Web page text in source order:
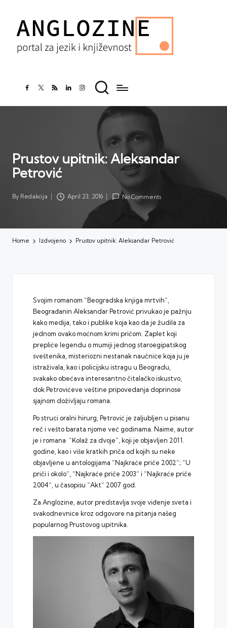
facebook.com
twitter.com
rss.comlinkedin.com
instagram.com
Prustov upitnik: Aleksandar
Petrović
Posted
By Redakcija April 23, 2016 No Comments
Home Izdvojeno Prustov upitnik: Aleksandar Petrović
Svojim romanom “Beogradska knjiga mrtvih”,
Beograđanin Aleksandar Petrović privukao je pažnju
kako medija, tako i publike koja kao da je žudila za
jednom ovako moćnom krimi pričom. Zaplet koji
prepliće legendu o mumiji jednog staroegipatskog
sveštenika, misteriozni nestanak naučnice koja ju je
istraživala, kao i policijsku istragu u Beogradu,
svakako obećava interesantno čitalačko iskustvo,
dok Petrovićeve veštine pripovedanja doprinose
sjajnom doživljaju romana.
Po struci oralni hirurg, Petrović je zaljubljen u pisanu
reč i vešto barata njome već godinama. Naime, autor
je i romana “Kolaž za dvoje”, koji je objavljen 2011.
godine, kao i više kratkih priča od kojih su neke
objavljene u antologijama “Najkraće priče 2002“; “U
priči i okolo“, “Najkraće priče 2003“ i “Najkraće priče
2004“, u časopisu “Akt“ 2007 god.
Za Anglozine, autor predstavlja svoje viđenje sveta i
svakodnevnice kroz odgovore na pitanja našeg
popularnog Prustovog upitnika